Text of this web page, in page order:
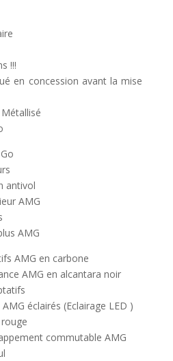
!!!
en concession avant la mise
antivol
AMG
AMG
AMG en carbone
AMG en alcantara noir
éclairés (Eclairage LED )
commutable AMG